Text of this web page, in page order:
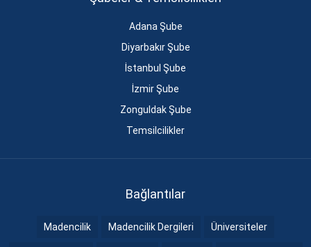
Adana Şube
Diyarbakır Şube
İstanbul Şube
İzmir Şube
Zonguldak Şube
Temsilcilikler
Bağlantılar
Madencilik Madencilik Dergileri Üniversiteler